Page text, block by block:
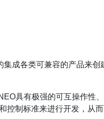
成各类可兼容的产品来
具有极强的可互操作性
控制标准来进行开发，